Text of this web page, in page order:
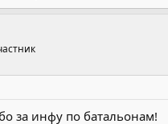
за инфу по батальонам!